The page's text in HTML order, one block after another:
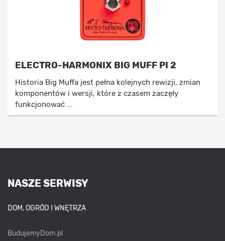
ELECTRO-HARMONIX BIG MUFF PI 2
Historia Big Muffa jest pełna kolejnych rewizji, zmian
komponentów i wersji, które z czasem zaczęły
funkcjonować ...
NASZE SERWISY
DOM, OGRÓD I WNĘTRZA
BudujemyDom.pl